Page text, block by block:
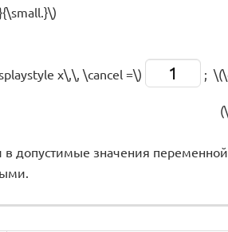
x\,\, \cancel =\) 1 ;
в допустимые значения переменной